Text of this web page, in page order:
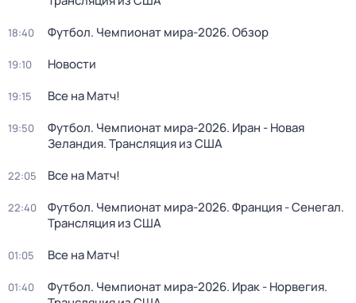
18:40 Футбол. Чемпионат мира-2026. Обзор
19:10 Новости
19:15 Все на Матч!
19:50
Футбол. Чемпионат мира-2026. Иран - Новая
Зеландия. Трансляция из США
22:05 Все на Матч!
22:40
Футбол. Чемпионат мира-2026. Франция - Сенегал.
Трансляция из США
01:05 Все на Матч!
01:40
Футбол. Чемпионат мира-2026. Ирак - Норвегия.